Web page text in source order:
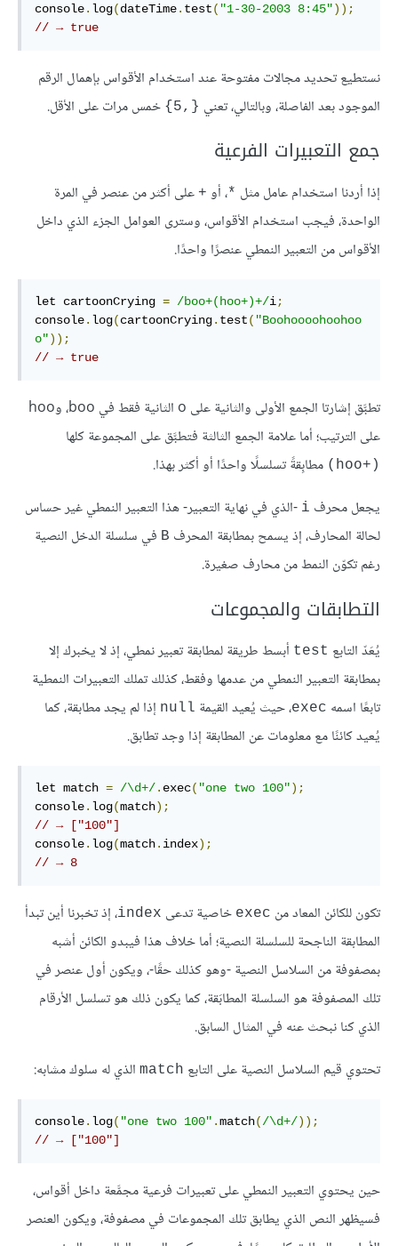
console. log(dateTime. test( "1-30-2003 8:45"));
// → true
نستطيع تحديد مجالات مفتوحة عند استخدام الأقواس بإهمال الرقم
الموجود بعد الفاصلة، وبالتالي، تعني {‎5,‎} خمس مرات على الأقل.
جمع التعبيرات الفرعية
إذا أردنا استخدام عامل مثل *، أو + على أكثر من عنصر في المرة
الواحدة، فيجب استخدام الأقواس، وسترى العوامل الجزء الذي داخل
الأقواس من التعبير النمطي عنصرًا واحدًا.
let cartoonCrying = /boo+(hoo+)+/i;
console. log(cartoonCrying. test( "Boohoooohoohoo
o"));
// → true
تطبَّق إشارتا الجمع الأولى والثانية على o الثانية فقط في boo، وhoo
على الترتيب؛ أما علامة الجمع الثالثة فتطبَّق على المجموعة كلها
(hoo+‎)
مطابِقةً تسلسلًا واحدًا أو أكثر بهذا.
يجعل محرف i -الذي في نهاية التعبير- هذا التعبير النمطي غير حساس
لحالة المحارف، إذ يسمح بمطابقة المحرف B في سلسلة الدخل النصية
رغم تكوّن النمط من محارف صغيرة.
التطابقات والمجموعات
يُعَدّ التابع test أبسط طريقة لمطابقة تعبير نمطي، إذ لا يخبرك إلا
بمطابقة التعبير النمطي من عدمها وفقط، كذلك تملك التعبيرات النمطية
تابعًا اسمه exec، حيث يُعيد القيمة null إذا لم يجد مطابقة، كما
يُعيد كائنًا مع معلومات عن المطابقة إذا وجد تطابق.
let match = /\d+/. exec( "one two 100");
console. log(match);
// → ["100"]
console. log(match. index);
// → 8
تكون للكائن المعاد من exec خاصية تدعى index، إذ تخبرنا أين تبدأ
المطابقة الناجحة للسلسلة النصية؛ أما خلاف هذا فيبدو الكائن أشبه
بمصفوفة من السلاسل النصية -وهو كذلك حقًا-، ويكون أول عنصر في
تلك المصفوفة هو السلسلة المطابَقة، كما يكون ذلك هو تسلسل الأرقام
الذي كنا نبحث عنه في المثال السابق.
تحتوي قيم السلاسل النصية على التابع match الذي له سلوك مشابه:
console. log( "one two 100" .match(/\d+/));
// → ["100"]
حين يحتوي التعبير النمطي على تعبيرات فرعية مجمَّعة داخل أقواس،
فسيظهر النص الذي يطابق تلك المجموعات في مصفوفة، ويكون العنصر